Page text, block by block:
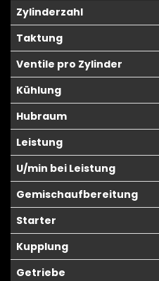
Zylinderzahl
Taktung
Ventile pro Zylinder
Kühlung
Hubraum
Leistung
U/min bei Leistung
Gemischaufbereitung
Starter
Kupplung
Getriebe